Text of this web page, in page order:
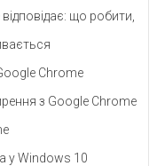
що робити,
Chrome
з Google Chrome
у Windows 10